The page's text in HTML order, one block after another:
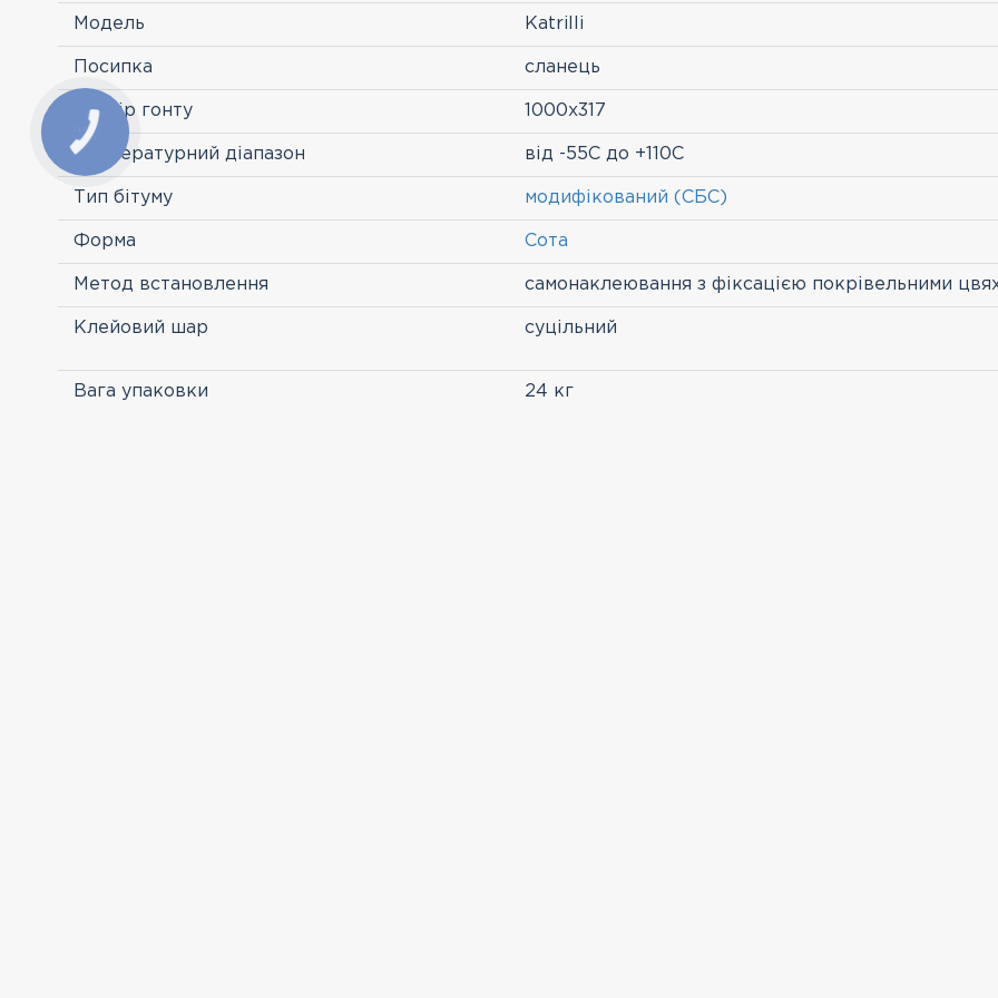
Модель Katrilli
Посипка сланець
Розмір гонту 1000х317
Температурний діапазон від -55С до +110С
Тип бітуму модифікований (СБС)
Форма Сота
Метод встановлення самонаклеювання з фіксацією покрівельними
Клейовий шар суцільний
Вага упаковки 24 кг